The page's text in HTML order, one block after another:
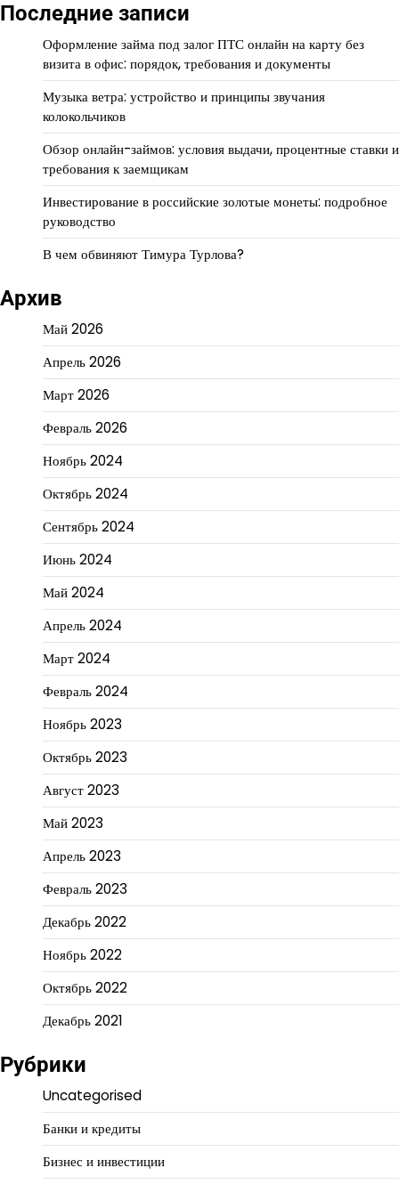
Последние записи
Оформление займа под залог ПТС онлайн на карту без
визита в офис: порядок, требования и документы
Музыка ветра: устройство и принципы звучания
колокольчиков
Обзор онлайн-займов: условия выдачи, процентные ставки и
требования к заемщикам
Инвестирование в российские золотые монеты: подробное
руководство
В чем обвиняют Тимура Турлова?
Архив
Май 2026
Апрель 2026
Март 2026
Февраль 2026
Ноябрь 2024
Октябрь 2024
Сентябрь 2024
Июнь 2024
Май 2024
Апрель 2024
Март 2024
Февраль 2024
Ноябрь 2023
Октябрь 2023
Август 2023
Май 2023
Апрель 2023
Февраль 2023
Декабрь 2022
Ноябрь 2022
Октябрь 2022
Декабрь 2021
Рубрики
Uncategorised
Банки и кредиты
Бизнес и инвестиции